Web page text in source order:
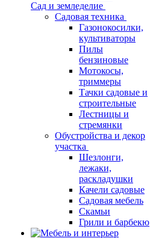
Сад и земледелие
Садовая техника
Газонокосилки,
культиваторы
Пилы
бензиновые
Мотокосы,
триммеры
Тачки садовые и
строительные
Лестницы и
стремянки
Обустройства и декор
участка
Шезлонги,
лежаки,
раскладушки
Качели садовые
Садовая мебель
Скамьи
Грили и барбекю